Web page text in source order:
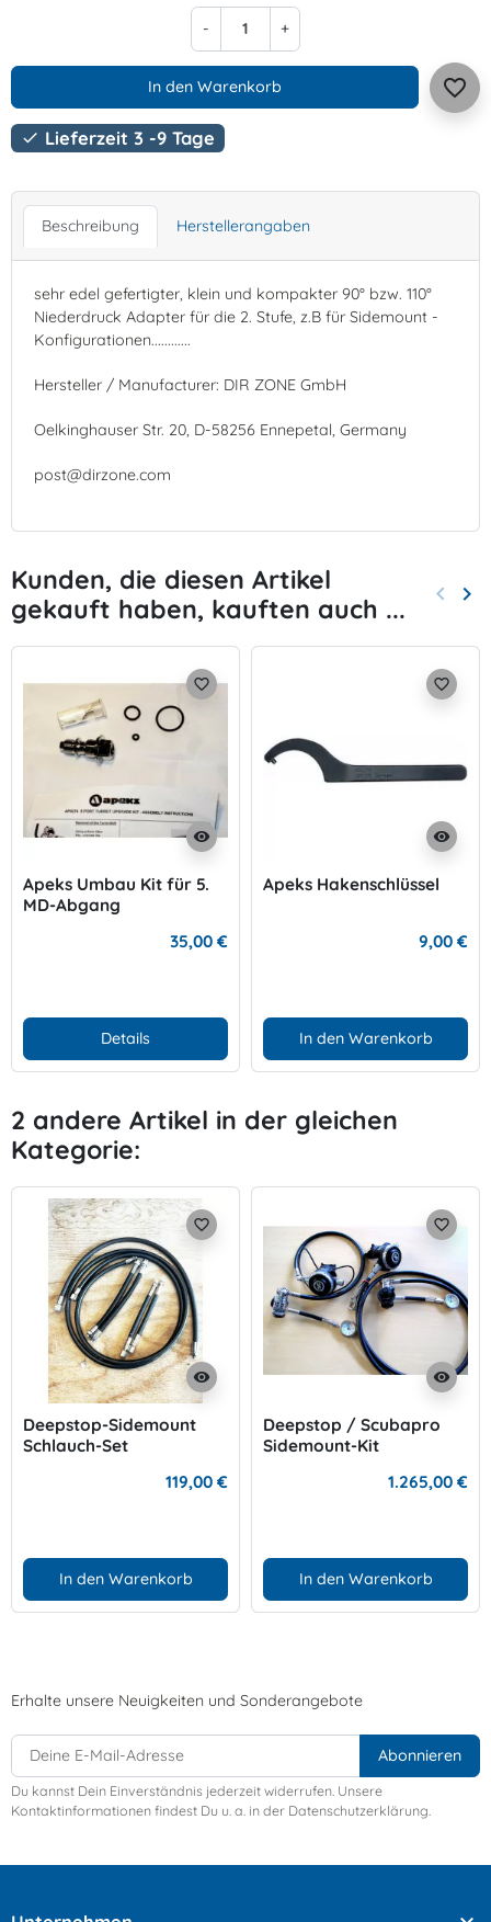
- +
In den Warenkorb favorite_border
 Lieferzeit 3 -9 Tage
Beschreibung Herstellerangaben
sehr edel gefertigter, klein und kompakter 90° bzw. 110°
Niederdruck Adapter für die 2. Stufe, z.B für Sidemount -
Konfigurationen............
Hersteller / Manufacturer: DIR ZONE GmbH
Oelkinghauser Str. 20, D-58256 Ennepetal, Germany
post@dirzone.com
Kunden, die diesen Artikel
gekauft haben, kauften auch ...
Zurück
keyboard_arrow_left keyboard_arrow_right
visibility
favorite_border
Apeks Umbau Kit für 5.
MD-Abgang
35,00 €
Details
visibility
favorite_border
Apeks Hakenschlüssel
9,00 €
In den Warenkorb
2 andere Artikel in der gleichen
Kategorie:
visibility
favorite_border
Deepstop-Sidemount
Schlauch-Set
119,00 €
In den Warenkorb
visibility
favorite_border
Deepstop / Scubapro
Sidemount-Kit
1.265,00 €
In den Warenkorb
Erhalte unsere Neuigkeiten und Sonderangebote
Du kannst Dein Einverständnis jederzeit widerrufen. Unsere
Kontaktinformationen findest Du u. a. in der Datenschutzerklärung.